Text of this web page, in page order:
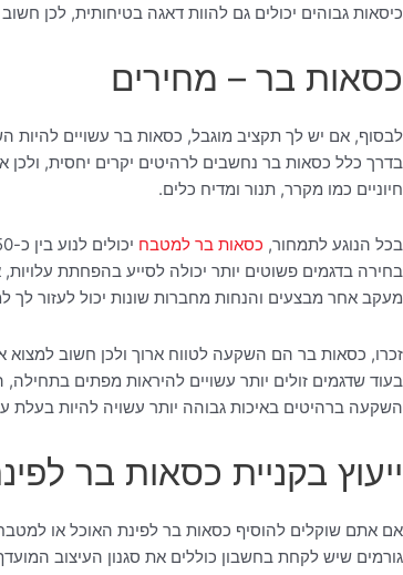
כיסאות גבוהים יכולים גם להוות דאגה בטיחותית, לכן
כסאות בר – מחירים
לבסוף, אם יש לך תקציב מוגבל, כסאות בר עשויים להיות
בדרך כלל כסאות בר נחשבים לרהיטים יקרים יחסית,
חיוניים כמו מקרר, תנור ומדיח כלים.
בכל הנוגע לתמחור, כסאות בר למטבח יכולים לנוע בין כ-150 ל-900 שקלים ליחידה, עם וריאציות לפי חומרים, איכות ומותג.
בחירה בדגמים פשוטים יותר יכולה לסייע בהפחתת
מעקב אחר מבצעים והנחות מחברות שונות יכול לעזור לך
זכרו, כסאות בר הם השקעה לטווח ארוך ולכן חשוב למצוא
בעוד שדגמים זולים יותר עשויים להיראות מפתים
השקעה ברהיטים באיכות גבוהה יותר עשויה להיות בעלת
ייעוץ בקניית כסאות בר
אם אתם שוקלים להוסיף כסאות בר לפינת האוכל או
גורמים שיש לקחת בחשבון כוללים את סגנון העיצוב